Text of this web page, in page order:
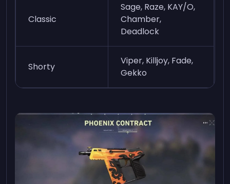
Classic
Sage, Raze, KAY/O,
Chamber,
Deadlock
Shorty
Viper, Killjoy, Fade,
Gekko